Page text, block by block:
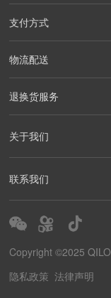
支付方式
物流配送
退换货服务
关于我们
联系我们
Copyright ©2025
隐私政策 法律声明